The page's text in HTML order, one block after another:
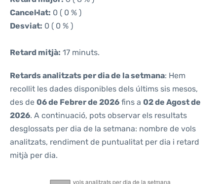
Cancel·lat: 0 ( 0 % )
Desviat: 0 ( 0 % )
Retard mitjà: 17 minuts.
Retards analitzats per dia de la setmana: Hem
recollit les dades disponibles dels últims sis mesos,
des de 06 de Febrer de 2026 fins a 02 de Agost de
2026. A continuació, pots observar els resultats
desglossats per dia de la setmana: nombre de vols
analitzats, rendiment de puntualitat per dia i retard
mitjà per dia.